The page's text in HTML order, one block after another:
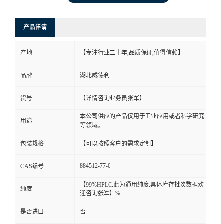
产品详请
产地 【专注行业二十年,品质保证,值得信赖】
品牌 湖北威德利
货号 【详情咨询业务员张军】
用途
本公司供应的产品仅用于工业应用或者科学研究
等领域。
包装规格 【可以按照客户的需求定制】
CAS编号 884512-77-0
纯度
【99%HPLC,此为通用纯度,具体库存批次数据欢
迎咨询张军】%
是否进口 否